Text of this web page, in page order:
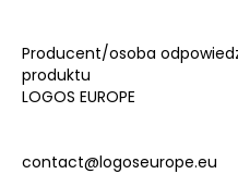
Producent/osoba
produktu
LOGOS EUROPE
contact@logoseurope.eu